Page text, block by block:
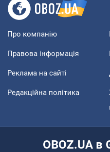
Про компанію
Правова інформація
Реклама на сайті
Редакційна політика
OBOZ.UA в